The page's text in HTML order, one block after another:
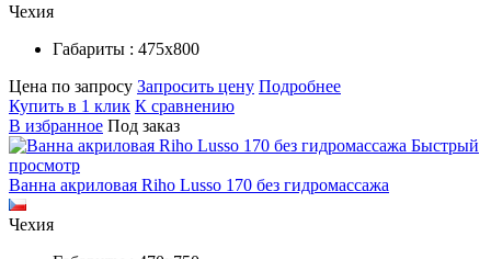
Чехия
Габариты : 475х800
Цена по запросу Запросить цену Подробнее
Купить в 1 клик К сравнению
В избранное Под заказ
Быстрый
просмотр
Ванна акриловая Riho Lusso 170 без гидромассажа
Чехия